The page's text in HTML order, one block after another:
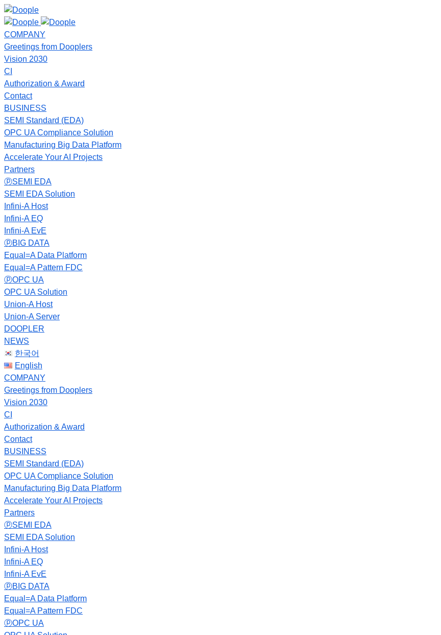
COMPANY
Greetings from Dooplers
Vision 2030
CI
Authorization & Award
Contact
BUSINESS
SEMI Standard (EDA)
OPC UA Compliance Solution
Manufacturing Big Data Platform
Accelerate Your AI Projects
Partners
ⓟSEMI EDA
SEMI EDA Solution
Infini-A Host
Infini-A EQ
Infini-A EvE
ⓟBIG DATA
Equal=A Data Platform
Equal=A Pattern FDC
ⓟOPC UA
OPC UA Solution
Union-A Host
Union-A Server
DOOPLER
NEWS
한국어
English
COMPANY
Greetings from Dooplers
Vision 2030
CI
Authorization & Award
Contact
BUSINESS
SEMI Standard (EDA)
OPC UA Compliance Solution
Manufacturing Big Data Platform
Accelerate Your AI Projects
Partners
ⓟSEMI EDA
SEMI EDA Solution
Infini-A Host
Infini-A EQ
Infini-A EvE
ⓟBIG DATA
Equal=A Data Platform
Equal=A Pattern FDC
ⓟOPC UA